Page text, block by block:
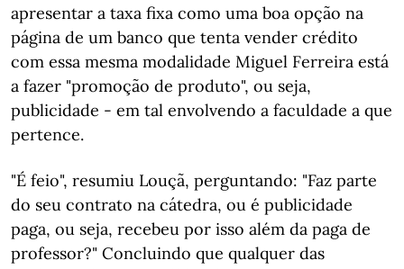
apresentar a taxa fixa como uma boa opção na
página de um banco que tenta vender crédito
com essa mesma modalidade Miguel Ferreira está
a fazer "promoção de produto", ou seja,
publicidade - em tal envolvendo a faculdade a que
pertence.
"É feio", resumiu Louçã, perguntando: "Faz parte
do seu contrato na cátedra, ou é publicidade
paga, ou seja, recebeu por isso além da paga de
professor?" Concluindo que qualquer das